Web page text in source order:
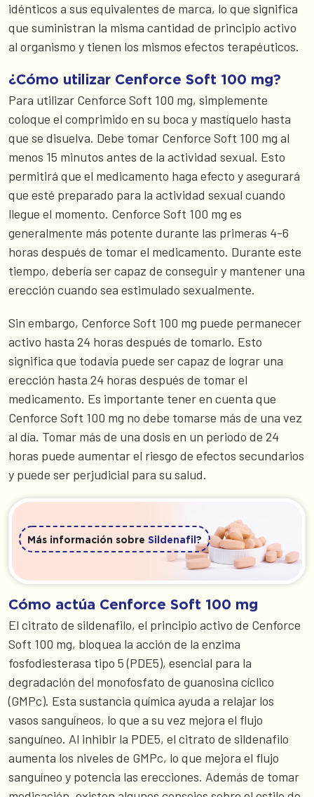
idénticos a sus equivalentes de marca, lo que significa
que suministran la misma cantidad de principio activo
al organismo y tienen los mismos efectos terapéuticos.
¿Cómo utilizar Cenforce Soft 100 mg?
Para utilizar Cenforce Soft 100 mg, simplemente
coloque el comprimido en su boca y mastíquelo hasta
que se disuelva. Debe tomar Cenforce Soft 100 mg al
menos 15 minutos antes de la actividad sexual. Esto
permitirá que el medicamento haga efecto y asegurará
que esté preparado para la actividad sexual cuando
llegue el momento. Cenforce Soft 100 mg es
generalmente más potente durante las primeras 4-6
horas después de tomar el medicamento. Durante este
tiempo, debería ser capaz de conseguir y mantener una
erección cuando sea estimulado sexualmente.
Sin embargo, Cenforce Soft 100 mg puede permanecer
activo hasta 24 horas después de tomarlo. Esto
significa que todavía puede ser capaz de lograr una
erección hasta 24 horas después de tomar el
medicamento. Es importante tener en cuenta que
Cenforce Soft 100 mg no debe tomarse más de una vez
al día. Tomar más de una dosis en un periodo de 24
horas puede aumentar el riesgo de efectos secundarios
y puede ser perjudicial para su salud.
Más información sobre Sildenafil ?
Cómo actúa Cenforce Soft 100 mg
El citrato de sildenafilo, el principio activo de Cenforce
Soft 100 mg, bloquea la acción de la enzima
fosfodiesterasa tipo 5 (PDE5), esencial para la
degradación del monofosfato de guanosina cíclico
(GMPc). Esta sustancia química ayuda a relajar los
vasos sanguíneos, lo que a su vez mejora el flujo
sanguíneo. Al inhibir la PDE5, el citrato de sildenafilo
aumenta los niveles de GMPc, lo que mejora el flujo
sanguíneo y potencia las erecciones. Además de tomar